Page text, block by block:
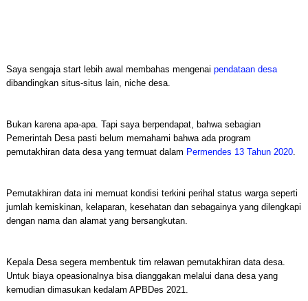
Saya sengaja start lebih awal membahas mengenai pendataan desa
dibandingkan situs-situs lain, niche desa.
Bukan karena apa-apa. Tapi saya berpendapat, bahwa sebagian
Pemerintah Desa pasti belum memahami bahwa ada program
pemutakhiran data desa yang termuat dalam Permendes 13 Tahun 2020.
Pemutakhiran data ini memuat kondisi terkini perihal status warga seperti
jumlah kemiskinan, kelaparan, kesehatan dan sebagainya yang dilengkapi
dengan nama dan alamat yang bersangkutan.
Kepala Desa segera membentuk tim relawan pemutakhiran data desa.
Untuk biaya opeasionalnya bisa dianggakan melalui dana desa yang
kemudian dimasukan kedalam APBDes 2021.